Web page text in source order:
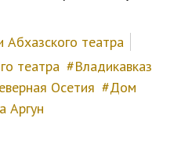
Абхазского театра
театра
Владикавказ
Осетия
Дом
Аргун